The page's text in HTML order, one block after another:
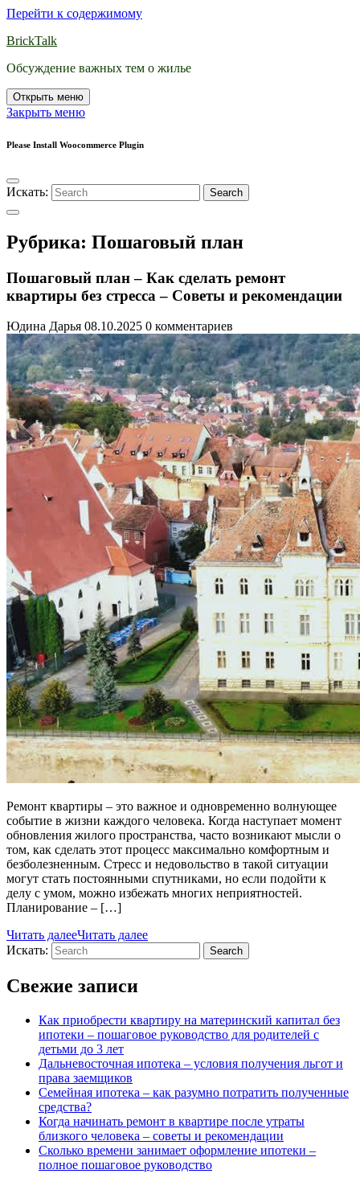
Перейти к содержимому
BrickTalk
Обсуждение важных тем о жилье
Открыть меню
Закрыть меню
Please Install Woocommerce Plugin
Искать: Search
Рубрика: Пошаговый план
Пошаговый план – Как сделать ремонт
квартиры без стресса – Советы и рекомендации
Юдина Дарья 08.10.2025 0 комментариев
Ремонт квартиры – это важное и одновременно волнующее
событие в жизни каждого человека. Когда наступает момент
обновления жилого пространства, часто возникают мысли о
том, как сделать этот процесс максимально комфортным и
безболезненным. Стресс и недовольство в такой ситуации
могут стать постоянными спутниками, но если подойти к
делу с умом, можно избежать многих неприятностей.
Планирование – […]
Читать далееЧитать далее
Искать:
Search
Свежие записи
Как приобрести квартиру на материнский капитал без
ипотеки – пошаговое руководство для родителей с
детьми до 3 лет
Дальневосточная ипотека – условия получения льгот и
права заемщиков
Семейная ипотека – как разумно потратить полученные
средства?
Когда начинать ремонт в квартире после утраты
близкого человека – советы и рекомендации
Сколько времени занимает оформление ипотеки –
полное пошаговое руководство